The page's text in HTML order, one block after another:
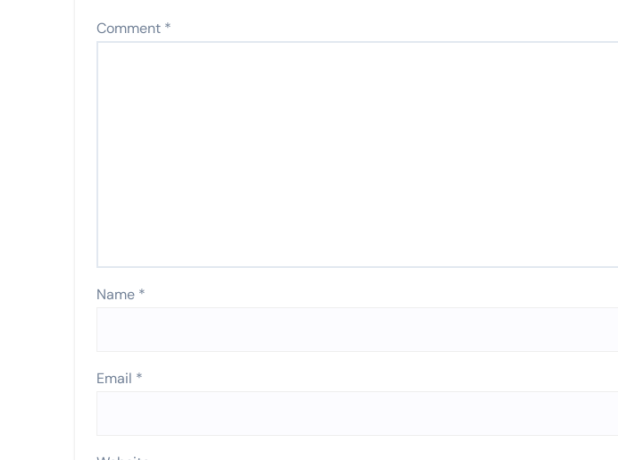
Comment *
Name *
Email *